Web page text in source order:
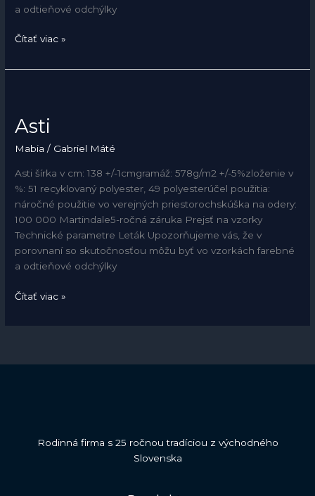
a odtieňové odchýlky
Čítať viac »
Asti
Mabia / Gabriel Máté
Asti šírka v cm: 138 +/-1cmgramáž: 578g/m2 +/-5%zloženie v
%: 51 recyklovaný polyester, 49 polyesterúčel použitia:
náročné použitie vo verejných priestorochskúška na odery:
100 000 Martindale5-ročná záruka Prejsť na vzorky
Technické parametre Leták Upozorňujeme vás, že v
porovnaní so skutočnosťou môžu byť vo vzorkách farebné
a odtieňové odchýlky
Čítať viac »
Rodinná firma s 25 ročnou tradíciou z východného
Slovenska